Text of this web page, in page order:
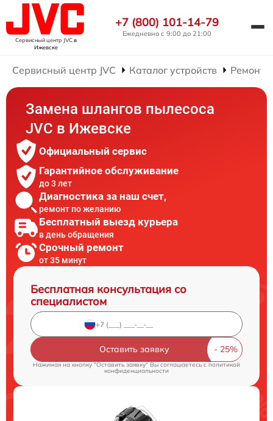
Сервисный центр JVCв
Ижевске
+7 (800) 101-14-79
Ежедневно с 9:00 до 21:00
Сервисный центр JVC Каталог устройств Ремонт
Замена шлангов пылесоса
JVC в Ижевске
Официальный сервис
Гарантийное обслуживание
до 3 лет
Диагностика за наш счет,
ремонт по желанию
Бесплатный выезд курьера
в день обращения
Срочный ремонт
от 35 минут
Бесплатная консультация со
специалистом
Оставить заявку
Нажимая на кнопку "Оставить заявку" Вы соглашаетесь cполитикой
конфиденциальности